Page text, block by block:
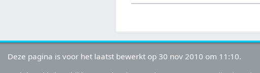
Deze pagina is voor het laatst bewerkt op 30 nov 2010 om 11:10.